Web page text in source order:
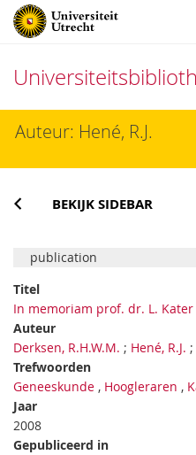
naarAuteur: Hené, R.J.
BEKIJK SIDEBAR
publication
Titel
In memoriam prof. dr. L. Kater
Auteur
Derksen, R.H.W.M. ; Hené, R.J. ;
Trefwoorden
Geneeskunde , Hoogleraren ,
Jaar
2008
Gepubliceerd in